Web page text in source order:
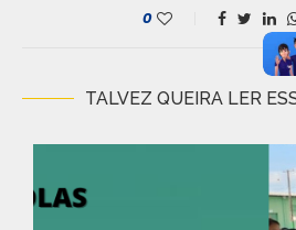
0
TALVEZ QUEIRA LER